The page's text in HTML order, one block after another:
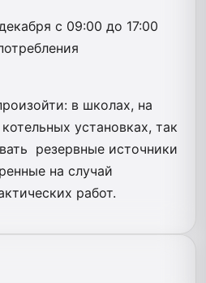
с 09:00 до 17:00
в школах, на
установках, так
резервные источники
на случай
работ.